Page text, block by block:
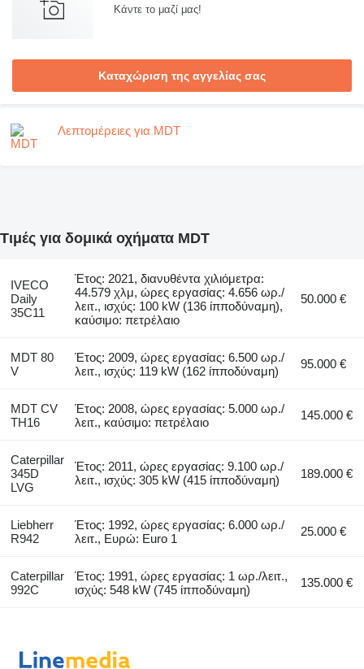
Κάντε το μαζί μας!
Καταχώριση της αγγελίας σας
Λεπτομέρειες για MDT
Τιμές για δομικά οχήματα MDT
IVECO
Daily
35C11
Έτος: 2021, διανυθέντα χιλιόμετρα:
44.579 χλμ, ώρες εργασίας: 4.656 ωρ./
λειτ., ισχύς: 100 kW (136 ίπποδύναμη),
καύσιμο: πετρέλαιο
50.000 €
MDT 80
V
Έτος: 2009, ώρες εργασίας: 6.500 ωρ./
λειτ., ισχύς: 119 kW (162 ίπποδύναμη)
95.000 €
MDT CV
TH16
Έτος: 2008, ώρες εργασίας: 5.000 ωρ./
λειτ., καύσιμο: πετρέλαιο
145.000 €
Caterpillar
345D
LVG
Έτος: 2011, ώρες εργασίας: 9.100 ωρ./
λειτ., ισχύς: 305 kW (415 ίπποδύναμη)
189.000 €
Liebherr
R942
Έτος: 1992, ώρες εργασίας: 6.000 ωρ./
λειτ., Ευρώ: Euro 1
25.000 €
Caterpillar
992C
Έτος: 1991, ώρες εργασίας: 1 ωρ./λειτ.,
ισχύς: 548 kW (745 ίπποδύναμη)
135.000 €